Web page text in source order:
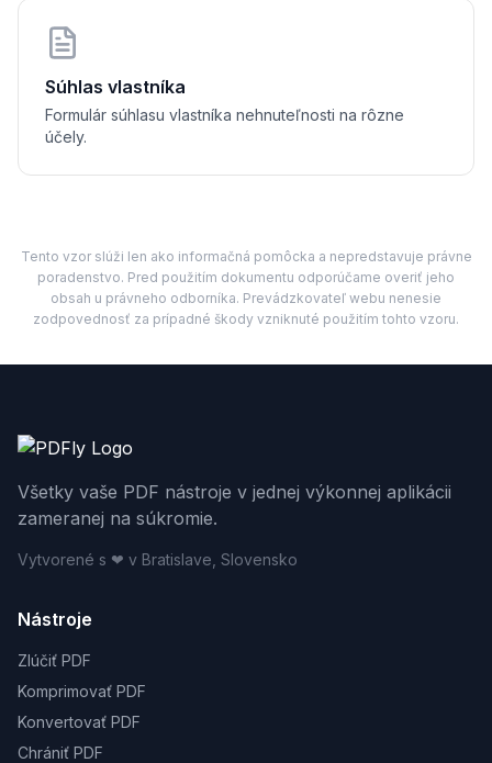
Súhlas vlastníka
Formulár súhlasu vlastníka nehnuteľnosti na rôzne
účely.
Tento vzor slúži len ako informačná pomôcka a nepredstavuje právne
poradenstvo. Pred použitím dokumentu odporúčame overiť jeho
obsah u právneho odborníka. Prevádzkovateľ webu nenesie
zodpovednosť za prípadné škody vzniknuté použitím tohto vzoru.
Všetky vaše PDF nástroje v jednej výkonnej aplikácii
zameranej na súkromie.
Vytvorené s ❤ v Bratislave, Slovensko
Nástroje
Zlúčiť PDF
Komprimovať PDF
Konvertovať PDF
Chrániť PDF